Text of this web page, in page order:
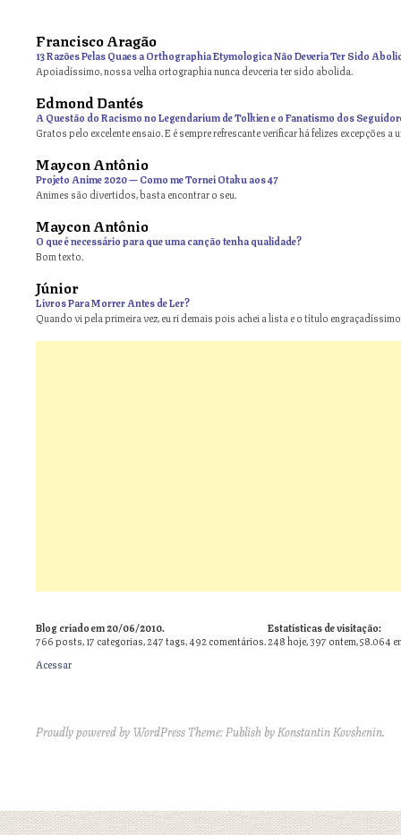
Francisco Aragão
13 Razões Pelas Quaes a Orthographia Etymologica Não Deveria Ter Sido
Apoiadíssimo, nossa velha ortographia nunca devceria ter sido abolida.
Edmond Dantés
A Questão do Racismo no Legendarium de Tolkien e o Fanatismo dos
Gratos pelo excelente ensaio. E é sempre refrescante verificar há felizes excepções a
Maycon Antônio
Projeto Anime 2020 — Como me Tornei Otaku aos 47
Animes são divertidos, basta encontrar o seu.
Maycon Antônio
O que é necessário para que uma canção tenha qualidade?
Bom texto.
Júnior
Livros Para Morrer Antes de Ler?
Quando vi pela primeira vez, eu ri demais pois achei a lista e o título
Blog criado em 20/06/2010.
766posts,17 categorias,247tags,492comentários.
Estatísticas de visitação:
248 hoje, 397 ontem, 58.064
Acessar
Proudly powered by WordPress Theme: Publish byKonstantin Kovshenin.